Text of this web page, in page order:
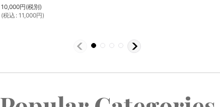
10,000円(税別)
(税込 : 11,000円)